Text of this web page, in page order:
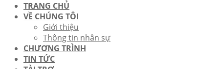
TRANG CHỦ
VỀ CHÚNG TÔI
Giới thiệu
Thông tin nhân sự
CHƯƠNG TRÌNH
TIN TỨC